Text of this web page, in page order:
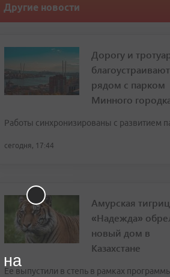
Другие новости
Дорогу и
благоустраивают
рядом с парком
Минного
Работы синхронизированы с развитием
сегодня, 17:44
Амурская
«Надежда»
новый дом в
Казахстане
Ее выпустили в степь в рамках